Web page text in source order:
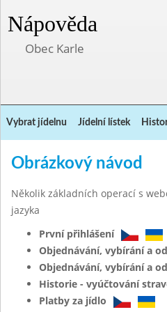
Nápověda
Obec Karle
Vybrat jídelnu Jídelní lístek
Obrázkový návod
Několik základních operací s
jazyka
První přihlášení
Objednávání, vybírání a
Objednávání, vybírání a
Historie - vyúčtování
Platby za jídlo